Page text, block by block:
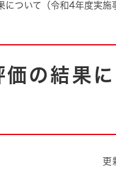
・消防
道・下水道
市政
市役
について（令和4年度実施
価の結果
更